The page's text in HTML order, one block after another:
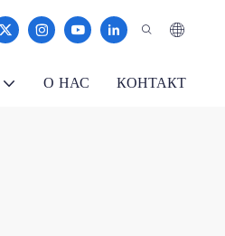
О НАС КОНТАКТ